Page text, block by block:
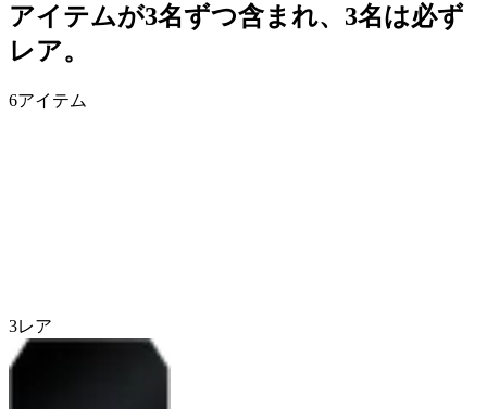
アイテムが3名ずつ含まれ、3名は必ず
レア。
6アイテム
3レア